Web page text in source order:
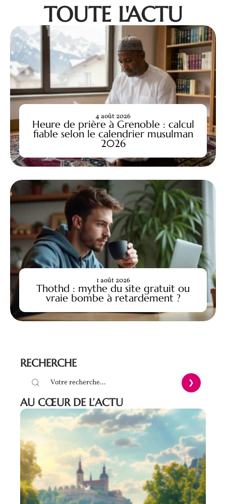
TOUTE L'ACTU
Heure de prière à Grenoble : calcul
fiable selon le calendrier musulman
2026
4 août 2026
Thothd : mythe du site gratuit ou
vraie bombe à retardement ?
1 août 2026
RECHERCHE
AU CŒUR DE L’ACTU